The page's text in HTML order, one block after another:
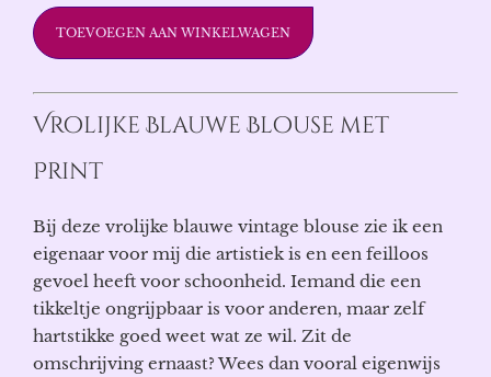
TOEVOEGEN AAN WINKELWAGEN
Vrolijke Blauwe Blouse met
Print
Bij deze vrolijke blauwe vintage blouse zie ik een
eigenaar voor mij die artistiek is en een feilloos
gevoel heeft voor schoonheid. Iemand die een
tikkeltje ongrijpbaar is voor anderen, maar zelf
hartstikke goed weet wat ze wil. Zit de
omschrijving ernaast? Wees dan vooral eigenwijs